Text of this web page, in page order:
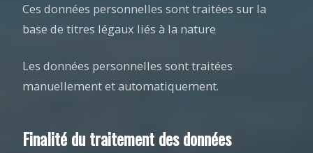
Ces données personnelles sont traitées sur la
base de titres légaux liés à la nature
Les données personnelles sont traitées
manuellement et automatiquement.
Finalité du traitement des données